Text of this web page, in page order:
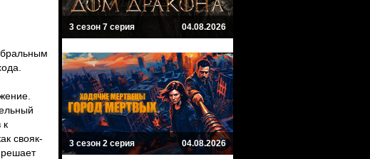
к
свояк-
решает
3 сезон 7 серия 04.08.2026
3 сезон 2 серия 04.08.2026